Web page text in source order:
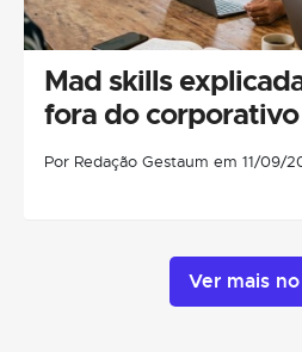
Mad skills
fora do corporativo
Por Redação Gestaum em 11/09/
Ver mais